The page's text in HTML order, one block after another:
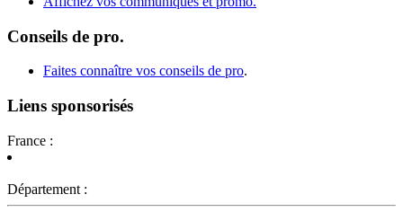
Conseils de pro.
Faites connaître vos conseils de pro.
Liens sponsorisés
France :
Département :